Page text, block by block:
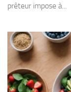
prêteur impose à...